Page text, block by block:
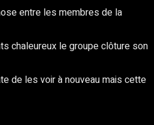
entre les membres de la
chaleureux le groupe clôture son
de les voir à nouveau mais cette